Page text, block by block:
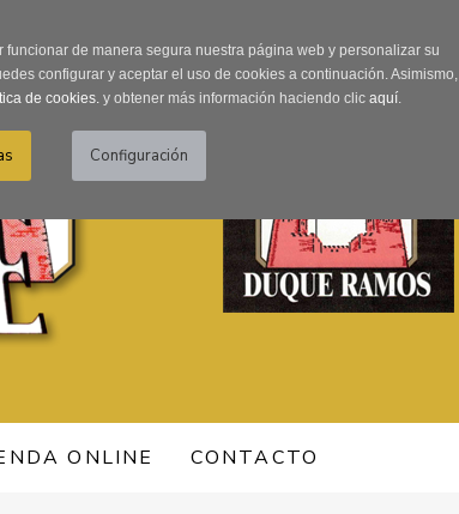
de manera segura nuestra página web y personalizar su
configurar y aceptar el uso de cookies a continuación. Asimismo,
de cookies. y obtener más información haciendo clic aquí.
ONLINE CONTACTO